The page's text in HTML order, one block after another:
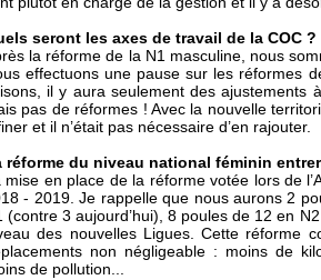
seront les axes de travail de la COC ?
la réforme de la N1 masculine, nous
effectuons une pause sur les réformes
il y aura seulement des ajustements
pas de réformes ! Avec la nouvelle
et il n’était pas nécessaire d’en rajouter.
réforme du niveau national féminin
mise en place de la réforme votée lors de
- 2019. Je rappelle que nous aurons 2
(contre 3 aujourd’hui), 8 poules de 12 en
des nouvelles Ligues. Cette réforme
non négligeable : moins de
de pollution...